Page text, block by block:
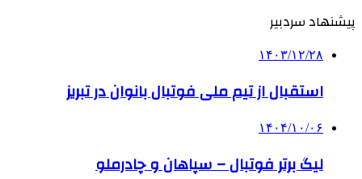
پیشنهاد سردبیر
۱۴۰۳/۱۲/۲۸
استقبال از تیم ملی فوتبال بانوان در تبریز
۱۴۰۴/۱۰/۰۶
لیگ برتر فوتبال – سپاهان و چادرملو